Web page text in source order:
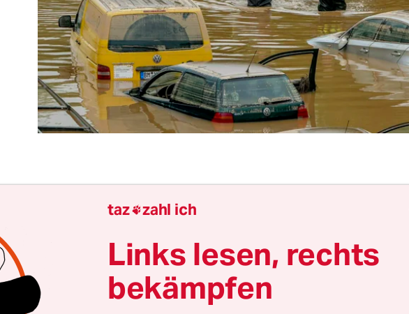
im Sommer 2021. Es kracht an verschiedenen Ecken und
im deutsch-griechischen Verhältnis. Ende Juni kam es
einem öffentlichen diplomatischen Disput zwischen den
in Berlin und Athen. Der Anlass war diezweite
zu Libyen
. Die Türkei war eingeladen, Vertreter der
Union, der Arabischen Union, der Republik Kongo sowie
taz zahl ich
Links lesen, rechts
bekämpfen